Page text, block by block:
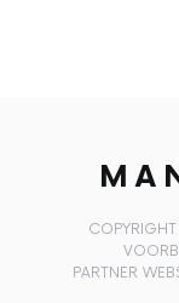
PARTNER